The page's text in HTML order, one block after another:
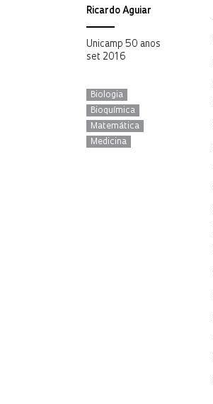
Ricardo Aguiar
Unicamp 50 anos
set 2016
Biologia
Bioquímica
Matemática
Medicina